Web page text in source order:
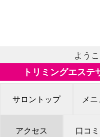
よう
トリミングエス
サロントップ メ
アクセス 口コミ